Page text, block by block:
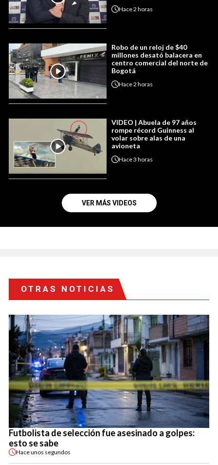
Hace2 horas
Robo de un reloj de $40
millones desató balacera en
centro comercial del norte de
Bogotá
Hace2 horas
VIDEO | Abuela de 97 años
rompe récord Guinness al
volar sobre alas de una
avioneta
Hace3 horas
VER MÁS VIDEOS
OTRAS NOTICIAS
Futbolista de selección fue asesinado a golpes:
esto se sabe
Haceunos segundos